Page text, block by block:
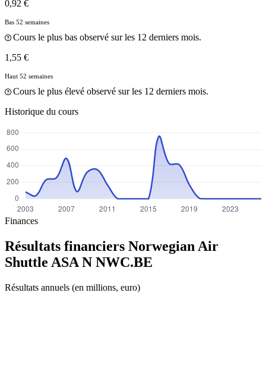
0,92 €
Bas 52 semaines
Cours le plus bas observé sur les 12 derniers mois.
1,55 €
Haut 52 semaines
Cours le plus élevé observé sur les 12 derniers mois.
Historique du cours
Finances
Résultats financiers Norwegian Air
Shuttle ASA N NWC.BE
Résultats annuels (en millions, euro)